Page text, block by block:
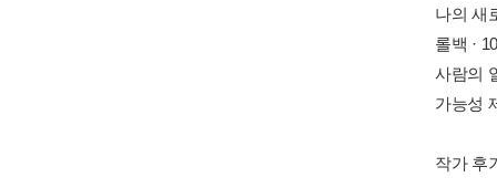
나의 새
롤백 ·
사람의
가능성
작가 후